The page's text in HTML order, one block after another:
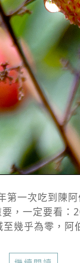
一次吃到陳
，一定要看
幾乎為零，